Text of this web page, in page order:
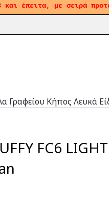
έπειτα, με σειρά
Γραφείου Κήπος Λευκά
FC6